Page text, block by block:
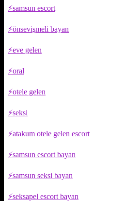
samsun escort
önsevişmeli bayan
eve gelen
oral
otele gelen
seksi
atakum otele gelen escort
samsun escort bayan
samsun seksi bayan
seksapel escort bayan